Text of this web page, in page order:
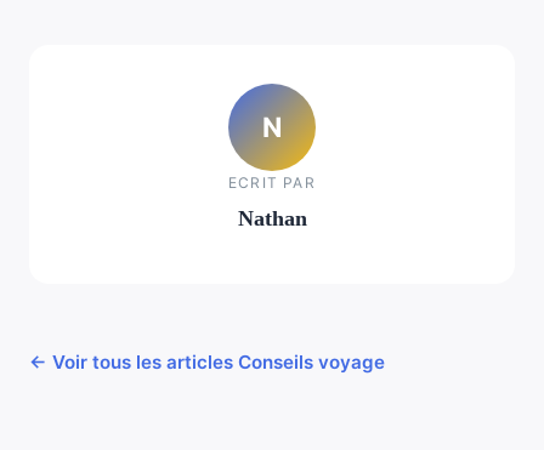
N
ECRIT PAR
Nathan
← Voir tous les articles Conseils voyage